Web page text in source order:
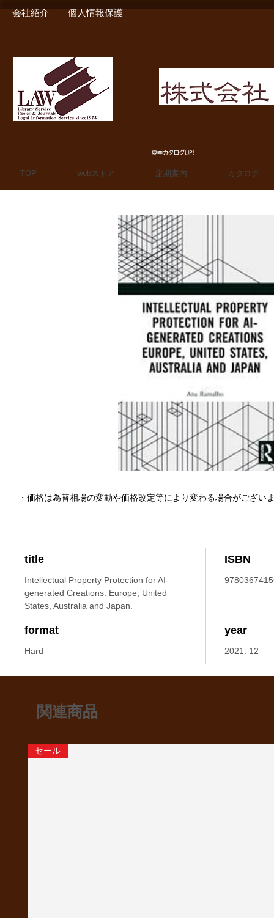
会社紹介 個人情報保護
夏季カタログUP!
TOP webストア 定期案内 カタログ
title
Intellectual Property Protection for AI-
generated Creations: Europe, United
States, Australia and Japan.
ISBN
format
Hard
year
2021. 12
・価格は為替相場の変動や価格改定等により変わる場合がござい
関連商品
セール